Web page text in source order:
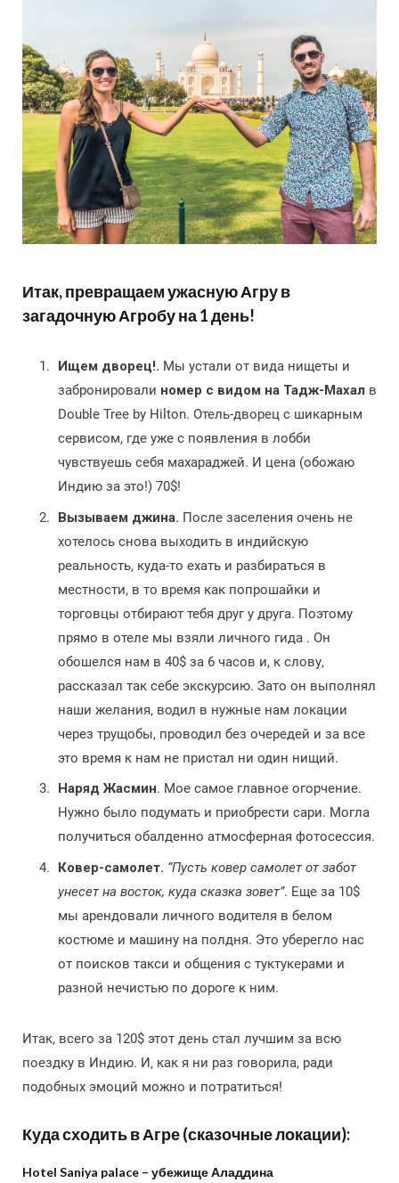
Итак, превращаем ужасную Агру в
загадочную Агробу на 1 день!
Ищем дворец!. Мы устали от вида нищеты и
забронировали номер с видом на Тадж-Махал в
Double Tree by Hilton. Отель-дворец с шикарным
сервисом, где уже с появления в лобби
чувствуешь себя махараджей. И цена (обожаю
Индию за это!) 70$!
Вызываем джина. После заселения очень не
хотелось снова выходить в индийскую
реальность, куда-то ехать и разбираться в
местности, в то время как попрошайки и
торговцы отбирают тебя друг у друга. Поэтому
прямо в отеле мы взяли личного гида . Он
обошелся нам в 40$ за 6 часов и, к слову,
рассказал так себе экскурсию. Зато он выполнял
наши желания, водил в нужные нам локации
через трущобы, проводил без очередей и за все
это время к нам не пристал ни один нищий.
Наряд Жасмин. Мое самое главное огорчение.
Нужно было подумать и приобрести сари. Могла
получиться обалденно атмосферная фотосессия.
Ковер-самолет. “Пусть ковер самолет от забот
унесет на восток, куда сказка зовет”. Еще за 10$
мы арендовали личного водителя в белом
костюме и машину на полдня. Это уберегло нас
от поисков такси и общения с туктукерами и
разной нечистью по дороге к ним.
Итак, всего за 120$ этот день стал лучшим за всю
поездку в Индию. И, как я ни раз говорила, ради
подобных эмоций можно и потратиться!
Куда сходить в Агре (сказочные локации):
Hotel Saniya palace – убежище Аладдина